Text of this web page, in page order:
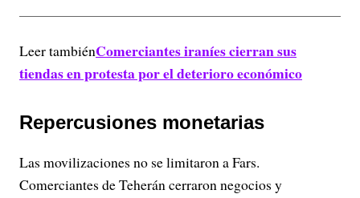
Leer tambiénComerciantes iraníes cierran sus
tiendas en protesta por el deterioro económico
Repercusiones monetarias
Las movilizaciones no se limitaron a Fars.
Comerciantes de Teherán cerraron negocios y